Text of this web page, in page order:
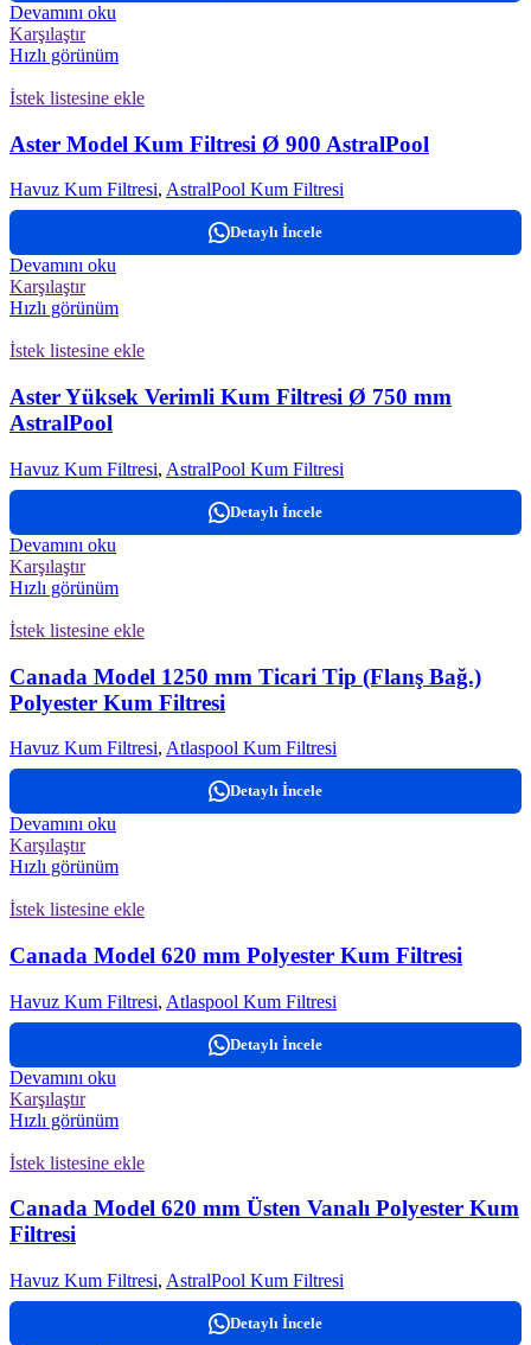
Devamını oku
Karşılaştır
Hızlı görünüm
İstek listesine ekle
Aster Model Kum Filtresi Ø 900 AstralPool
Havuz Kum Filtresi, AstralPool Kum Filtresi
Detaylı İncele
Devamını oku
Karşılaştır
Hızlı görünüm
İstek listesine ekle
Aster Yüksek Verimli Kum Filtresi Ø 750 mm
AstralPool
Havuz Kum Filtresi, AstralPool Kum Filtresi
Detaylı İncele
Devamını oku
Karşılaştır
Hızlı görünüm
İstek listesine ekle
Canada Model 1250 mm Ticari Tip (Flanş Bağ.)
Polyester Kum Filtresi
Havuz Kum Filtresi, Atlaspool Kum Filtresi
Detaylı İncele
Devamını oku
Karşılaştır
Hızlı görünüm
İstek listesine ekle
Canada Model 620 mm Polyester Kum Filtresi
Havuz Kum Filtresi, Atlaspool Kum Filtresi
Detaylı İncele
Devamını oku
Karşılaştır
Hızlı görünüm
İstek listesine ekle
Canada Model 620 mm Üsten Vanalı Polyester Kum
Filtresi
Havuz Kum Filtresi, AstralPool Kum Filtresi
Detaylı İncele